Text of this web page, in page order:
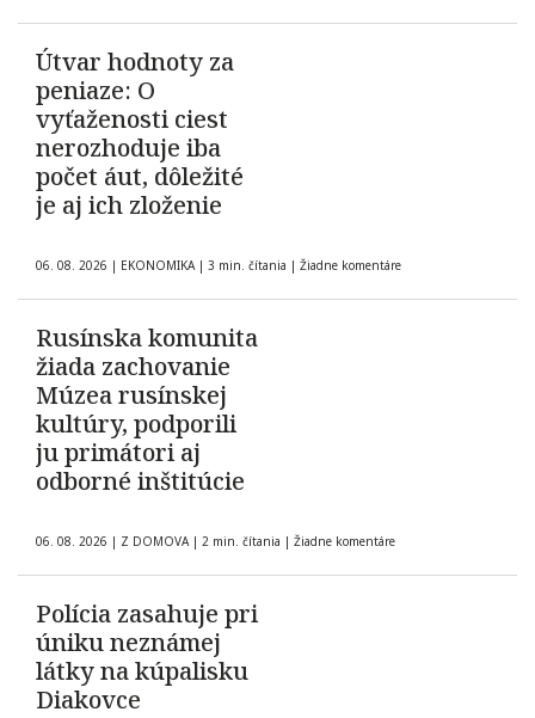
Útvar hodnoty za
peniaze: O
vyťaženosti ciest
nerozhoduje iba
počet áut, dôležité
je aj ich zloženie
06. 08. 2026 | EKONOMIKA | 3 min. čítania | Žiadne komentáre
Rusínska komunita
žiada zachovanie
Múzea rusínskej
kultúry, podporili
ju primátori aj
odborné inštitúcie
06. 08. 2026 | Z DOMOVA | 2 min. čítania | Žiadne komentáre
Polícia zasahuje pri
úniku neznámej
látky na kúpalisku
Diakovce